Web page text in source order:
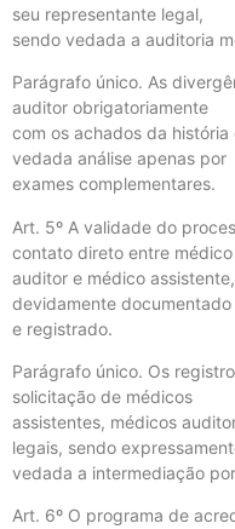
seu representante legal,
sendo vedada a auditoria
Parágrafo único. As
auditor obrigatoriamente
com os achados da
vedada análise apenas por
exames complementares.
Art. 5º A validade do
contato direto entre médico
auditor e médico
devidamente documentado
e registrado.
Parágrafo único. Os
solicitação de médicos
assistentes, médicos
legais, sendo
vedada a intermediação
Art. 6º O programa de